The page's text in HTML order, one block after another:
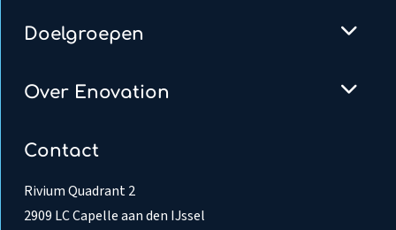
Doelgroepen
Over Enovation
Contact
Rivium Quadrant 2
2909 LC Capelle aan den IJssel